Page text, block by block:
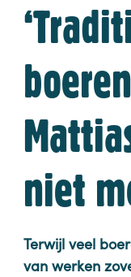
niet
Terwijl veel
van werken